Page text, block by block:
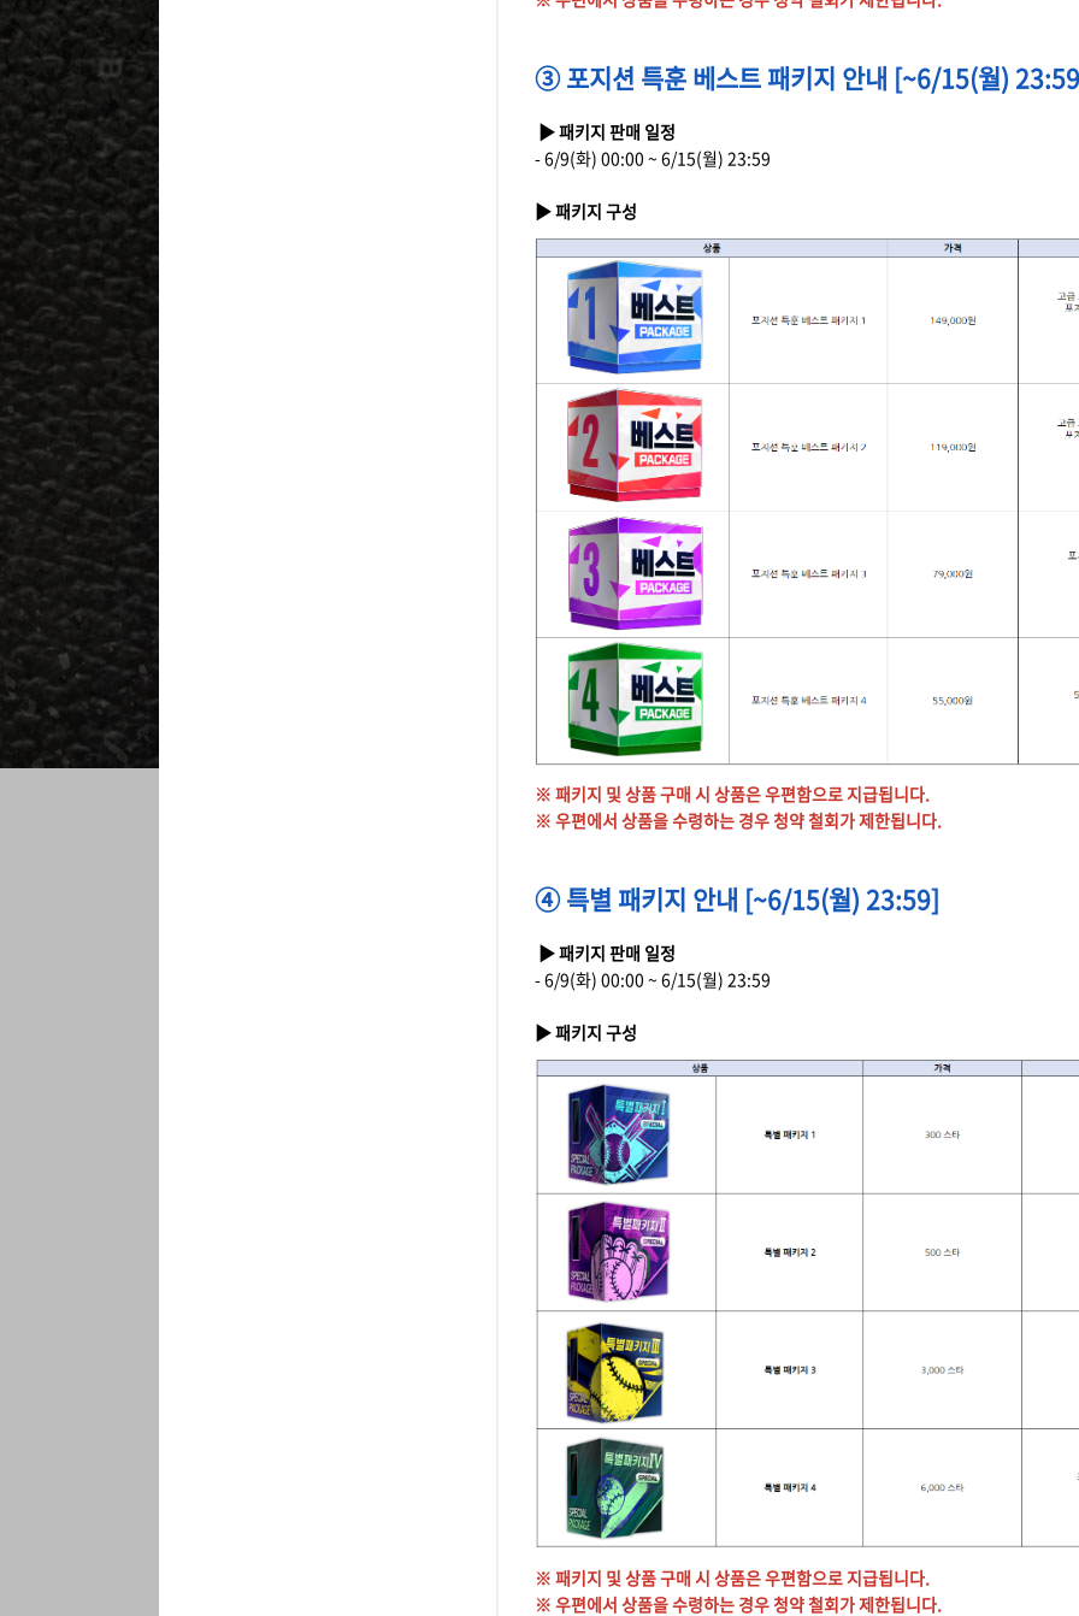
③ 포지션 특훈 베스트 패키지 안내 [~6/15(월)
▶ 패키지 판매 일정
- 6/9(화) 00:00 ~ 6/15(월) 23:59
▶ 패키지 구성
※ 패키지 및 상품 구매 시 상품은 우편함으로 지급됩니다.
※ 우편에서 상품을 수령하는 경우 청약 철회가 제한됩니다.
④ 특별 패키지 안내 [~6/15(월) 23:59]
▶ 패키지 판매 일정
- 6/9(화) 00:00 ~ 6/15(월) 23:59
▶ 패키지 구성
※ 패키지 및 상품 구매 시 상품은 우편함으로 지급됩니다.
※ 우편에서 상품을 수령하는 경우 청약 철회가 제한됩니다.